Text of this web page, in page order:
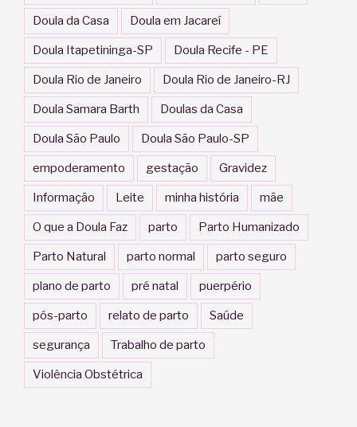
Doula da Casa Doula em Jacareí
Doula Itapetininga-SP Doula Recife - PE
Doula Rio de Janeiro Doula Rio de Janeiro-RJ
Doula Samara Barth Doulas da Casa
Doula São Paulo Doula São Paulo-SP
empoderamento gestação Gravidez
Informação Leite minha história mãe
O que a Doula Faz parto Parto Humanizado
Parto Natural parto normal parto seguro
plano de parto pré natal puerpério
pós-parto relato de parto Saúde
segurança Trabalho de parto
Violência Obstétrica